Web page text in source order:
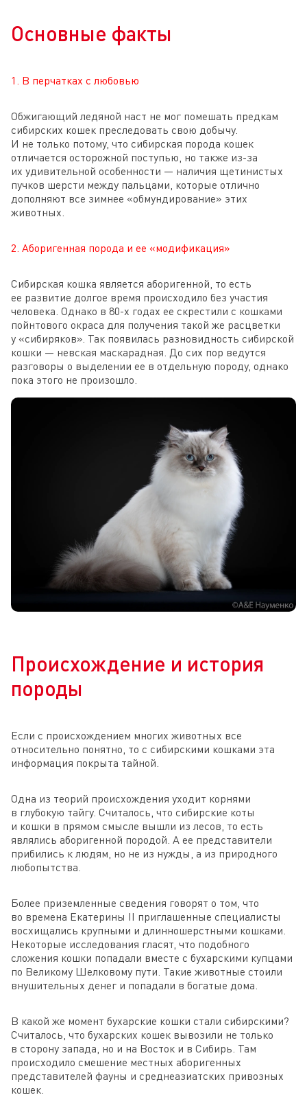
Основные факты
1. В перчатках с любовью
Обжигающий ледяной наст не мог помешать предкам
сибирских кошек преследовать свою добычу.
И не только потому, что сибирская порода кошек
отличается осторожной поступью, но также из-за
их удивительной особенности — наличия щетинистых
пучков шерсти между пальцами, которые отлично
дополняют все зимнее «обмундирование» этих
животных.
2. Аборигенная порода и ее «модификация»
Сибирская кошка является аборигенной, то есть
ее развитие долгое время происходило без участия
человека. Однако в 80-х годах ее скрестили с кошками
пойнтового окраса для получения такой же расцветки
у «сибиряков». Так появилась разновидность сибирской
кошки — невская маскарадная. До сих пор ведутся
разговоры о выделении ее в отдельную породу, однако
пока этого не произошло.
Происхождение и история
породы
Если с происхождением многих животных все
относительно понятно, то с сибирскими кошками эта
информация покрыта тайной.
Одна из теорий происхождения уходит корнями
в глубокую тайгу. Считалось, что сибирские коты
и кошки в прямом смысле вышли из лесов, то есть
являлись аборигенной породой. А ее представители
прибились к людям, но не из нужды, а из природного
любопытства.
Более приземленные сведения говорят о том, что
во времена Екатерины II приглашенные специалисты
восхищались крупными и длинношерстными кошками.
Некоторые исследования гласят, что подобного
сложения кошки попадали вместе с бухарскими купцами
по Великому Шелковому пути. Такие животные стоили
внушительных денег и попадали в богатые дома.
В какой же момент бухарские кошки стали сибирскими?
Считалось, что бухарских кошек вывозили не только
в сторону запада, но и на Восток и в Сибирь. Там
происходило смешение местных аборигенных
представителей фауны и среднеазиатских привозных
кошек.